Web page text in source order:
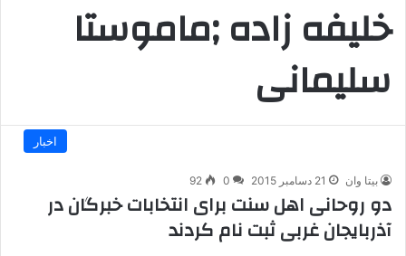
خلیفه زاده ;ماموستا
سلیمانی
اخبار
بیتا وان 21 دسامبر 2015 0
92
دو روحانی اهل سنت برای انتخابات خبرگان در
آذربایجان غربی ثبت نام کردند